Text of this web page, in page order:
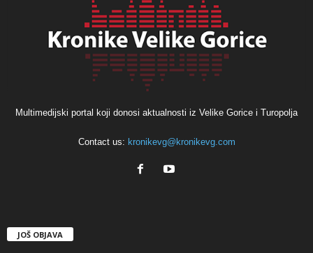
Multimedijski portal koji donosi aktualnosti iz Velike Gorice i Turopolja
Contact us: kronikevg@kronikevg.com
JOŠ OBJAVA